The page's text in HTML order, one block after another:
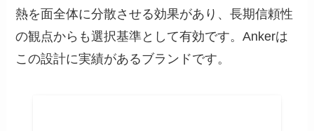
熱を面全体に分散させる効果があり、長期信頼性
の観点からも選択基準として有効です。Ankerは
この設計に実績があるブランドです。